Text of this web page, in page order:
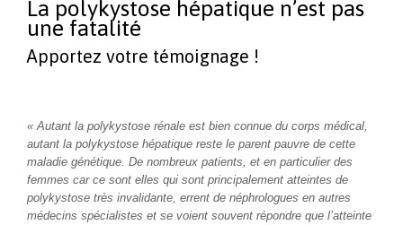
La polykystose hépatique n’est pas
une fatalité
Apportez votre témoignage !
« Autant la polykystose rénale est bien connue du corps médical,
autant la polykystose hépatique reste le parent pauvre de cette
maladie génétique. De nombreux patients, et en particulier des
femmes car ce sont elles qui sont principalement atteintes de
polykystose très invalidante, errent de néphrologues en autres
médecins spécialistes et se voient souvent répondre que l’atteinte